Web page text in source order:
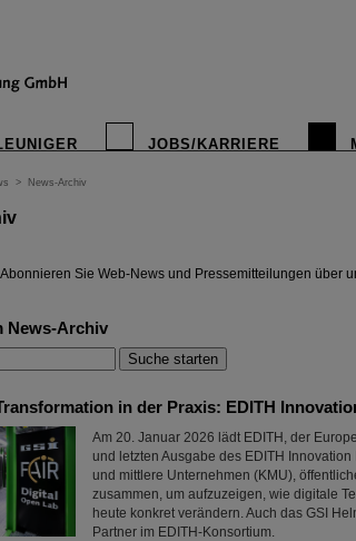
JOBS/KARRIERE
> News-Archiv
Abonnieren Sie Web-News und Pressemitteilungen über
News-Archiv
in der Praxis: EDITH
Am 20. Januar 2026 lädt EDITH, der
und letzten Ausgabe des EDITH
und mittlere Unternehmen (KMU),
zusammen, um aufzuzeigen, wie digitale
heute konkret verändern. Auch das GSI
Partner im EDITH-Konsortium.